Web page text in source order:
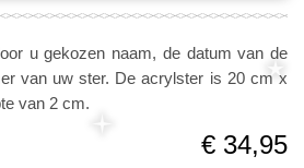
u gekozen naam, de datum van de
van uw ster. De acrylster is 20 cm x
van 2 cm.
€ 34,95